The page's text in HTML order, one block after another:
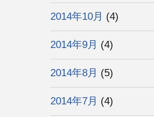
2014年10月 (4)
2014年9月 (4)
2014年8月 (5)
2014年7月 (4)